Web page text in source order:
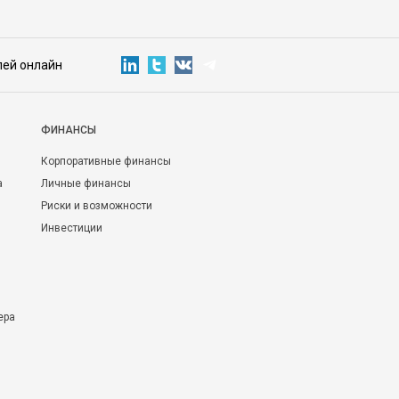
онлайн
ФИНАНСЫ
Корпоративные финансы
Личные финансы
Риски и возможности
Инвестиции